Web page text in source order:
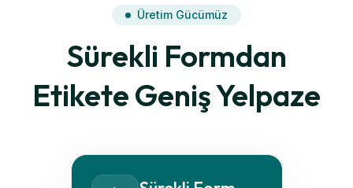
Üretim Gücümüz
Sürekli Formdan
Etikete Geniş Yelpaze